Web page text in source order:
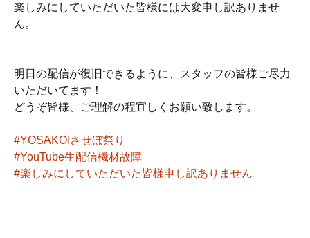
楽しみにしていただいた皆様には大変申し訳ありませ
ん。
明日の配信が復旧できるように、スタッフの皆様ご尽力
いただいてます！
どうぞ皆様、ご理解の程宜しくお願い致します。
#YOSAKOIさせぼ祭り
#YouTube生配信機材故障
#楽しみにしていただいた皆様申し訳ありません